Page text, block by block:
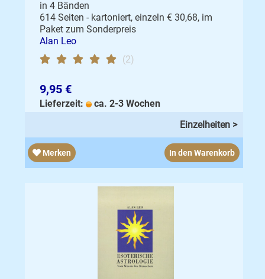
in 4 Bänden
614 Seiten - kartoniert, einzeln € 30,68, im
Paket zum Sonderpreis
Alan Leo
(2)
9,95 €
Lieferzeit:
ca. 2-3 Wochen
Einzelheiten >
Merken In den Warenkorb